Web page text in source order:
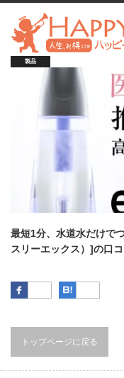
製品
最短1分、水道水だけで
スリーエックス）]の口
Facebook
トップページに戻る